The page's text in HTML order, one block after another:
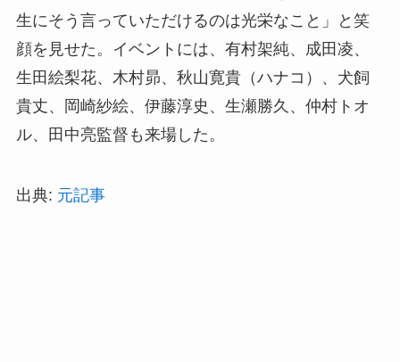
生にそう言っていただけるのは光栄なこと」と笑
顔を見せた。イベントには、有村架純、成田凌、
生田絵梨花、木村昴、秋山寛貴（ハナコ）、犬飼
貴丈、岡崎紗絵、伊藤淳史、生瀬勝久、仲村トオ
ル、田中亮監督も来場した。
出典: 元記事